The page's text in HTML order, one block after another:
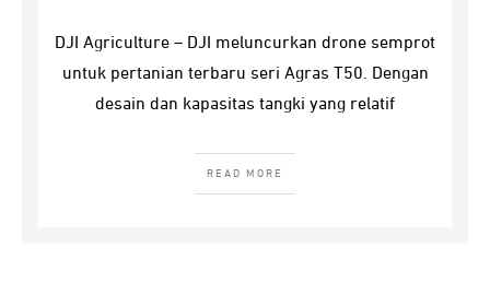
DJI Agriculture – DJI meluncurkan drone semprot
untuk pertanian terbaru seri Agras T50. Dengan
desain dan kapasitas tangki yang relatif
READ MORE